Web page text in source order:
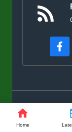
Home